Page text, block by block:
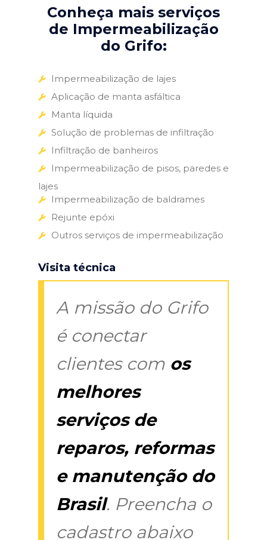
Conheça mais serviços
de Impermeabilização
do Grifo:
Impermeabilização de lajes
Aplicação de manta asfáltica
Manta líquida
Solução de problemas de infiltração
Infiltração de banheiros
Impermeabilização de pisos, paredes e
lajes
Impermeabilização de baldrames
Rejunte epóxi
Outros serviços de impermeabilização
Visita técnica
A missão do Grifo
é conectar
clientes com os
melhores
serviços de
reparos, reformas
e manutenção do
Brasil. Preencha o
cadastro abaixo